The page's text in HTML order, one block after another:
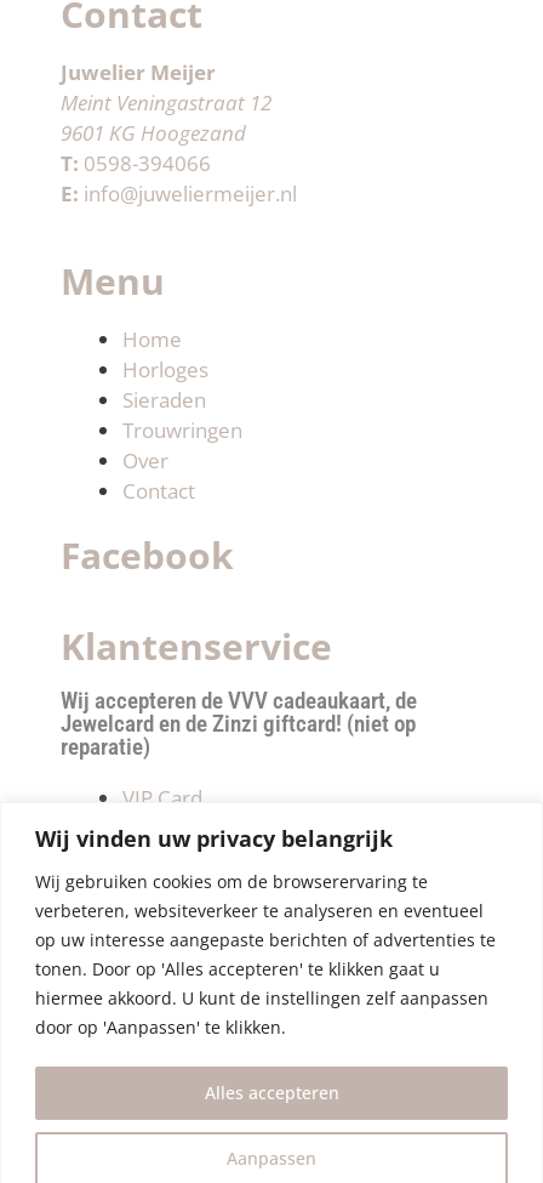
Wij vinden uw privacy belangrijk
Wij gebruiken cookies om de browserervaring te
verbeteren, websiteverkeer te analyseren en eventueel
op uw interesse aangepaste berichten of advertenties te
tonen. Door op 'Alles accepteren' te klikken gaat u
hiermee akkoord. U kunt de instellingen zelf aanpassen
door op 'Aanpassen' te klikken.
Aanpassen
Alles accepteren
Contact
Juwelier Meijer
Meint Veningastraat 12
9601 KG Hoogezand
T: 0598-394066
E: info@juweliermeijer.nl
Menu
Home
Horloges
Sieraden
Trouwringen
Over
Contact
Facebook
Klantenservice
Wij accepteren de VVV cadeaukaart, de
Jewelcard en de Zinzi giftcard! (niet op
reparatie)
VIP Card
Retourneren
Betalen & verzendkosten
Privacy Policy
Algemene Voorwaarden